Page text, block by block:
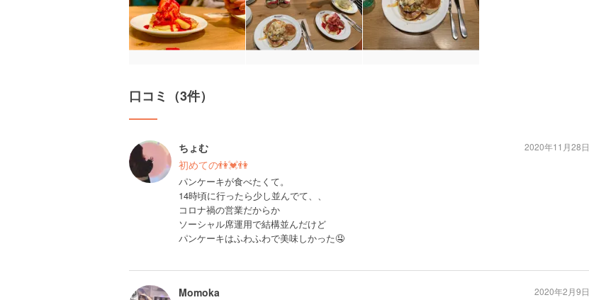
口コミ（3件）
ちょむ
初めての👫💓👫
パンケーキが食べたくて。
14時頃に行ったら少し並んでて、、
コロナ禍の営業だからか
ソーシャル席運用で結構並んだけど
パンケーキはふわふわで美味しかった🤤
2020年11月28日
Momoka 2020年2月9日